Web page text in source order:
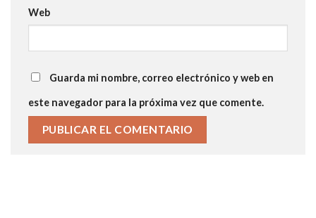
Web
Guarda mi nombre, correo electrónico y web en
este navegador para la próxima vez que comente.